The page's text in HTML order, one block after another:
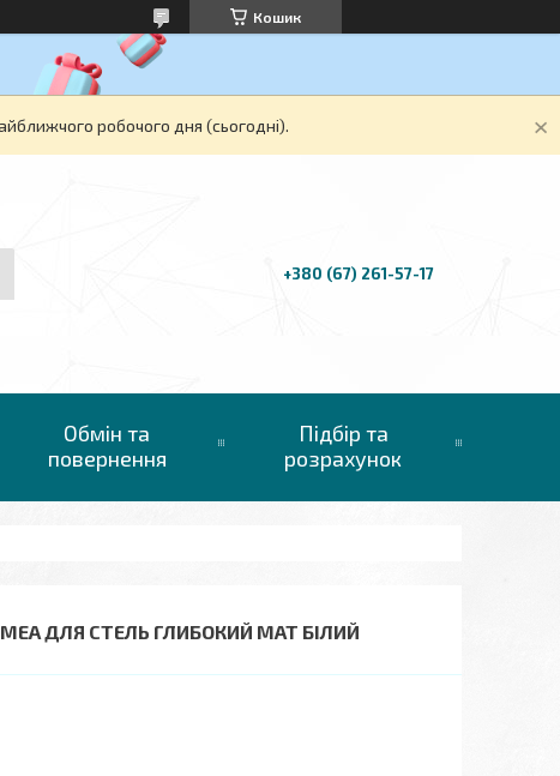
Кошик
робочого дня (сьогодні).
+380 (67) 261-57-17
Обмін та
повернення
Підбір та
розрахунок
ДЛЯ СТЕЛЬ ГЛИБОКИЙ МАТ БІЛИЙ